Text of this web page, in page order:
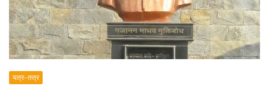
यत्र-तत्र